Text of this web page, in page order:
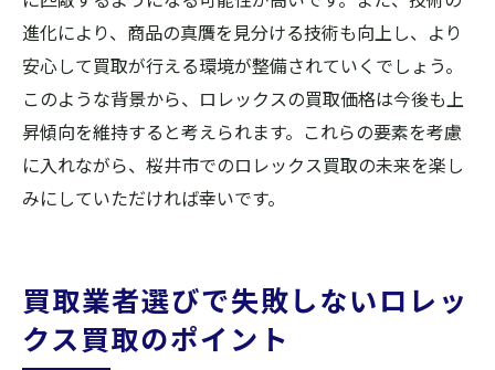
進化により、商品の真贋を見分ける技術も向上し、より
安心して買取が行える環境が整備されていくでしょう。
このような背景から、ロレックスの買取価格は今後も上
昇傾向を維持すると考えられます。これらの要素を考慮
に入れながら、桜井市でのロレックス買取の未来を楽し
みにしていただければ幸いです。
買取業者選びで失敗しないロレッ
クス買取のポイント